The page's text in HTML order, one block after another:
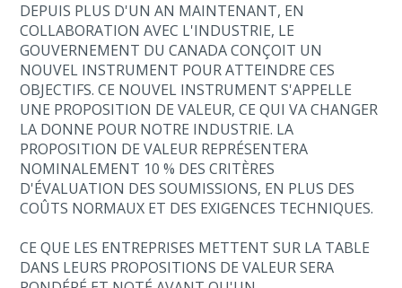
DEPUIS PLUS D'UN AN MAINTENANT, EN
COLLABORATION AVEC L'INDUSTRIE, LE
GOUVERNEMENT DU CANADA CONÇOIT UN
NOUVEL INSTRUMENT POUR ATTEINDRE CES
OBJECTIFS. CE NOUVEL INSTRUMENT S'APPELLE
UNE PROPOSITION DE VALEUR, CE QUI VA CHANGER
LA DONNE POUR NOTRE INDUSTRIE. LA
PROPOSITION DE VALEUR REPRÉSENTERA
NOMINALEMENT 10 % DES CRITÈRES
D'ÉVALUATION DES SOUMISSIONS, EN PLUS DES
COÛTS NORMAUX ET DES EXIGENCES TECHNIQUES.
CE QUE LES ENTREPRISES METTENT SUR LA TABLE
DANS LEURS PROPOSITIONS DE VALEUR SERA